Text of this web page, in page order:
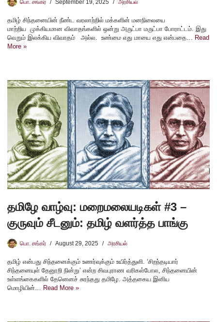
பொ. சங்கர் September 19, 2025 அரசியல்
தமிழ் சிந்தனையின் நீண்ட வரலாற்றில் மக்களின் மனநிலையை
மாற்றிய முக்கியமான விவாதங்களில் ஒன்று அருட்பா மருட்பா போராட்டம். இது
வெறும் இலக்கிய விவாதம் அல்ல. உண்மை எது மாயை எது என்பதை… Read
More »
தமிழே வாழ்வு: மறைமலையடிகள் #3 –
குருவும் சீடனும்: தமிழ் வளர்த்த பாங்கு
பொ. சங்கர் August 29, 2025 அரசியல்
தமிழ் என்பது சிந்தனைக்கும் உணர்வுக்கும் உயிர்த்துளி. ‘சிறந்தடியார்
சிந்தனையுள் தேனூறி நின்று’ என்ற சிவபுராண வரிகள்போல, சிந்தனையின்
உள்ளங்கைகளில் தேனெனச் சுரந்தது தமிழே. அத்தகைய இனிய
மொழியின்…
Read More »